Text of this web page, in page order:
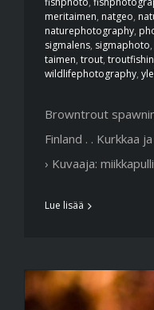
meritaimen, natgeo,
naturephotography,
sigmalens, sigmaphoto,
taimen, trout,
wildlifephotography,
Browntrout
Finland . . Kurkkaa
› Kuvaaja:
Lue lisää